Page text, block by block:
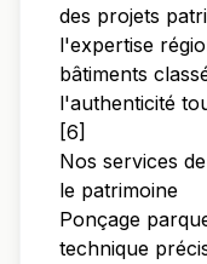
des projets
l'expertise
bâtiments
l'authenticité
[6]
Nos services
le patrimoine
Ponçage
technique